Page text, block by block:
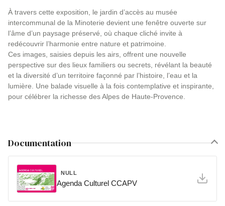
À travers cette exposition, le jardin d’accès au musée
intercommunal de la Minoterie devient une fenêtre ouverte sur
l’âme d’un paysage préservé, où chaque cliché invite à
redécouvrir l’harmonie entre nature et patrimoine.
Ces images, saisies depuis les airs, offrent une nouvelle
perspective sur des lieux familiers ou secrets, révélant la beauté
et la diversité d’un territoire façonné par l’histoire, l’eau et la
lumière. Une balade visuelle à la fois contemplative et inspirante,
pour célébrer la richesse des Alpes de Haute-Provence.
Documentation
NULL
Agenda Culturel CCAPV